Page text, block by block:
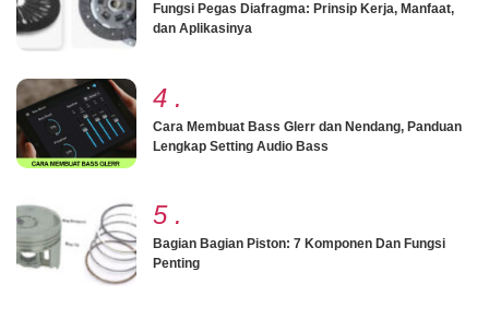
Fungsi Pegas Diafragma: Prinsip Kerja, Manfaat,
dan Aplikasinya
4 .
Cara Membuat Bass Glerr dan Nendang, Panduan
Lengkap Setting Audio Bass
5 .
Bagian Bagian Piston: 7 Komponen Dan Fungsi
Penting